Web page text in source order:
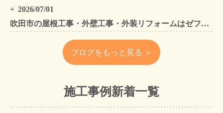
2026/07/01
吹田市の屋根工事・外壁工事・外装リフォームはゼファン！吹田市内の工事事例もご紹介
ブログをもっと見る ＞
施工事例新着一覧